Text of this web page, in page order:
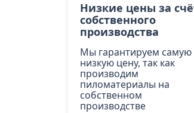
Низкие цены за
собственного
производства
Мы гарантируем самую
низкую цену, так как
производим
пиломатериалы на
собственном
производстве